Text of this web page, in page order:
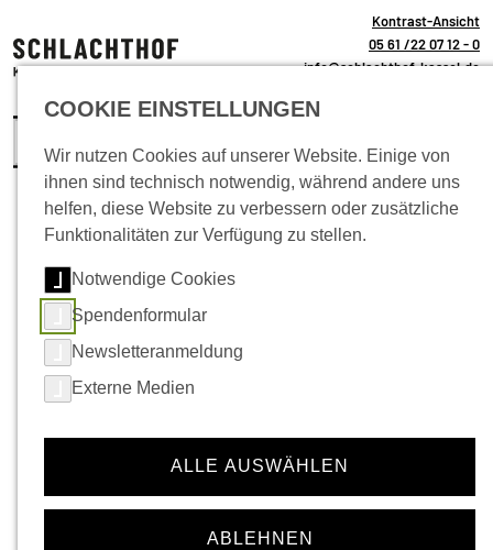
Kontrast-Ansicht
05 61 /22 07 12 - 0
info@schlachthof-kassel.de
Neuigkeiten
COOKIE EINSTELLUNGEN
Wir nutzen Cookies auf unserer Website. Einige von
ihnen sind technisch notwendig, während andere uns
helfen, diese Website zu verbessern oder zusätzliche
Funktionalitäten zur Verfügung zu stellen.
Notwendige Cookies
Spendenformular
Newsletteranmeldung
Externe Medien
ALLE AUSWÄHLEN
ABLEHNEN